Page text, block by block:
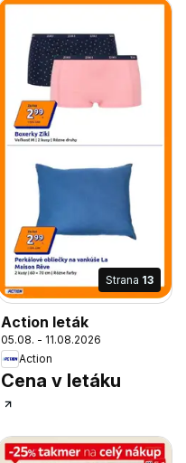
Strana 13
Action leták
05.08. - 11.08.2026
Action
Cena v letáku